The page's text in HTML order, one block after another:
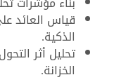
قياس العائد
الذكية.
تحليل أثر
الخزانة.